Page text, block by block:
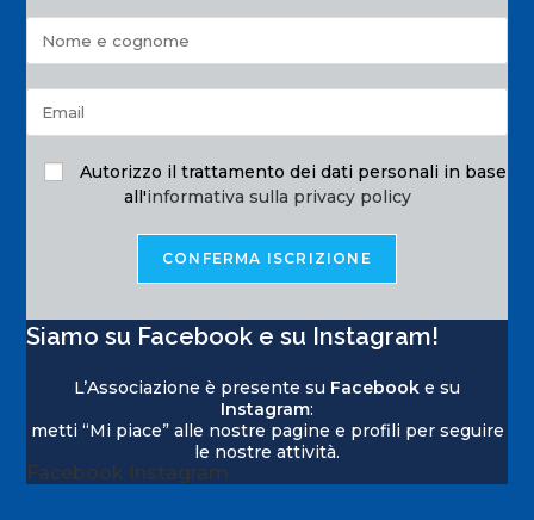
Autorizzo il trattamento dei dati personali in base
all'informativa sulla privacy policy
Siamo su Facebook e su Instagram!
L’Associazione è presente su Facebook e su
Instagram:
metti “Mi piace” alle nostre pagine e profili per seguire
le nostre attività.
Facebook Instagram